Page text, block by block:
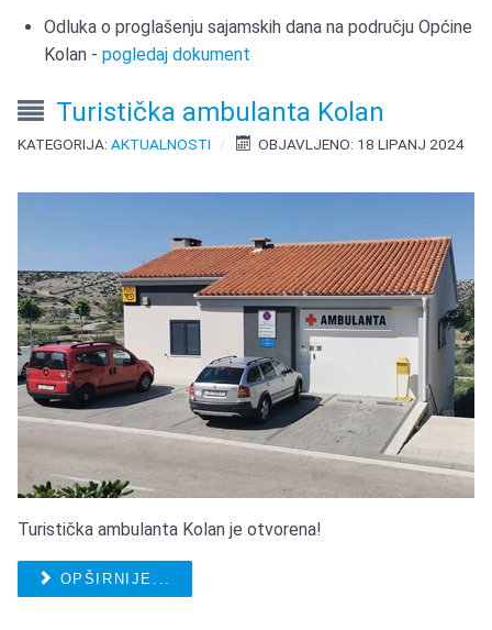
Odluka o proglašenju sajamskih dana na području Općine
Kolan -pogledaj dokument
Turistička ambulanta Kolan
KATEGORIJA:AKTUALNOSTI OBJAVLJENO: 18 LIPANJ 2024
Turistička ambulanta Kolan je otvorena!
OPŠIRNIJE...